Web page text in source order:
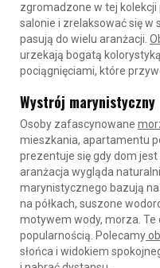
zgromadzone w tej
salonie i zrelaksować się
pasują do wielu aranżacji.
urzekają bogatą
pociągnięciami, które
Wystrój marynistyczny
Osoby zafascynowane
mieszkania, apartamentu
prezentuje się gdy dom
aranżacja wygląda
marynistycznego bazują
na półkach, suszone
motywem wody, morza. Te
popularnością. Polecamy
słońca i widokiem